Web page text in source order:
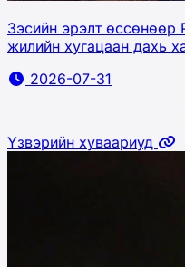
Зэсийн эрэлт өссөнөөр
жилийн хугацаан дахь
2026-07-31
Үзвэрийн хуваариуд